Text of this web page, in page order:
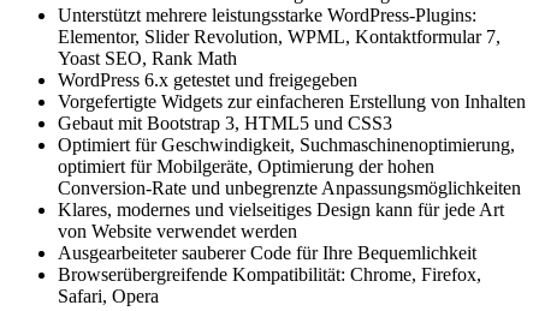
Unterstützt mehrere leistungsstarke WordPress-Plugins:
Elementor, Slider Revolution, WPML, Kontaktformular 7,
Yoast SEO, Rank Math
WordPress 6.x getestet und freigegeben
Vorgefertigte Widgets zur einfacheren Erstellung von Inhalten
Gebaut mit Bootstrap 3, HTML5 und CSS3
Optimiert für Geschwindigkeit, Suchmaschinenoptimierung,
optimiert für Mobilgeräte, Optimierung der hohen
Conversion-Rate und unbegrenzte Anpassungsmöglichkeiten
Klares, modernes und vielseitiges Design kann für jede Art
von Website verwendet werden
Ausgearbeiteter sauberer Code für Ihre Bequemlichkeit
Browserübergreifende Kompatibilität: Chrome, Firefox,
Safari, Opera